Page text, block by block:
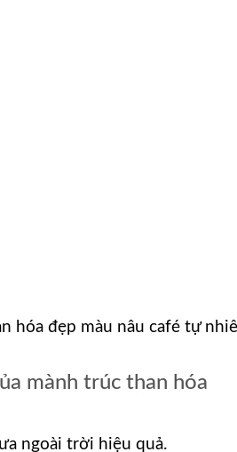
hóa đẹp màu nâu café tự
mành trúc than hóa
ngoài trời hiệu quả.